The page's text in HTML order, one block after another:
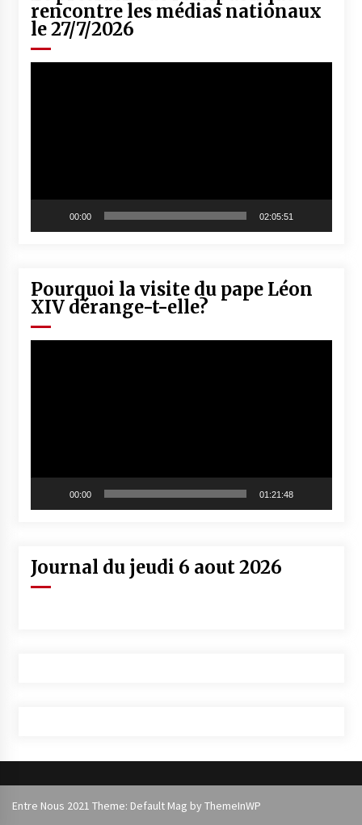
rencontre les médias nationaux
le 27/7/2026
00:00 02:05:51
Pourquoi la visite du pape Léon
XIV dérange-t-elle?
00:00 01:21:48
Journal du jeudi 6 aout 2026
Entre Nous 2021 Theme: Default Mag by ThemeInWP